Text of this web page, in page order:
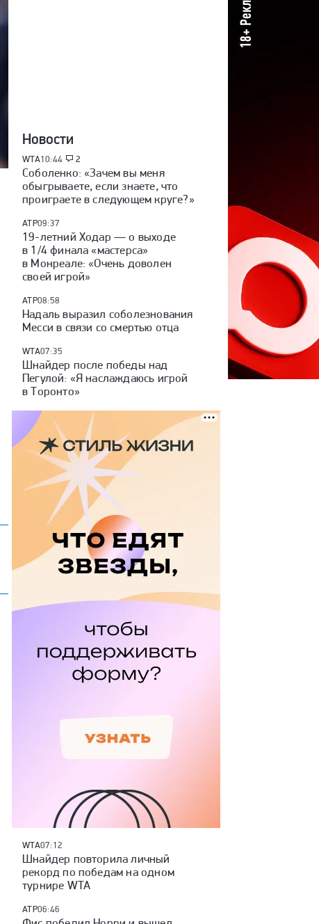
Новости
WTA10:44 2
Соболенко: «Зачем вы меня
обыгрываете, если знаете, что
проиграете в следующем круге?»
ATP09:37
19-летний Ходар — о выходе
в 1/4 финала «мастерса»
в Монреале: «Очень доволен
своей игрой»
ATP08:58
Надаль выразил соболезнования
Месси в связи со смертью отца
WTA07:35
Шнайдер после победы над
Пегулой: «Я наслаждаюсь игрой
в Торонто»
WTA07:12
Шнайдер повторила личный
рекорд по победам на одном
турнире WTA
ATP06:46